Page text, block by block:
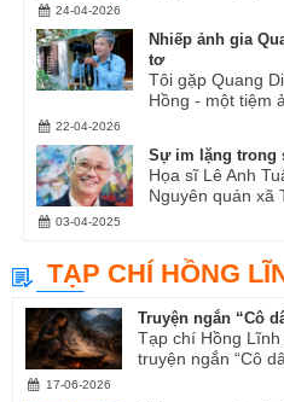
24-04-2026
Nhiếp ảnh gia
tơ
Tôi gặp Quang
Hồng - một tiệm
22-04-2026
Sự im lặng trong
Họa sĩ Lê Anh
Nguyên quán xã
03-04-2025
TẠP CHÍ HỒNG
Truyện ngắn “Cô
Tạp chí Hồng
truyện ngắn “Cô
17-06-2026